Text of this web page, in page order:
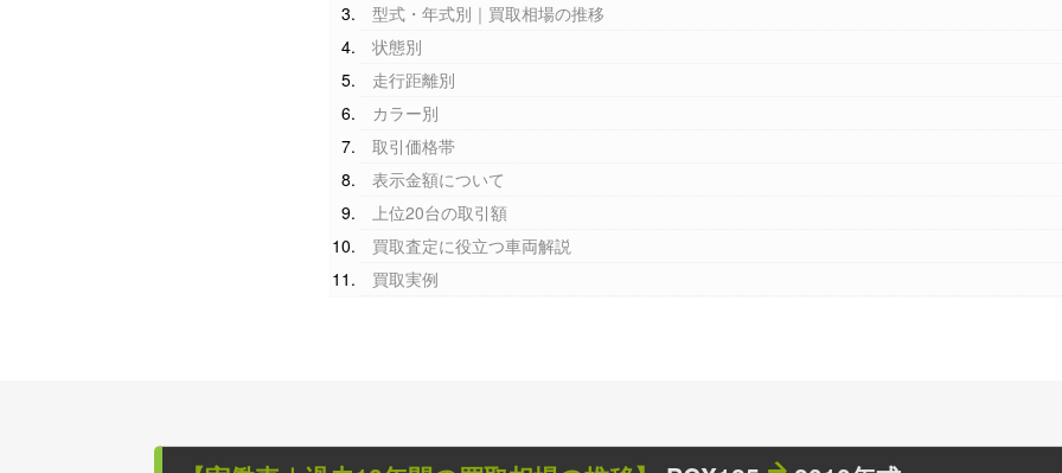
型式・年式別｜買取相場の推移
状態別
走行距離別
カラー別
取引価格帯
表示金額について
上位20台の取引額
買取査定に役立つ車両解説
買取実例